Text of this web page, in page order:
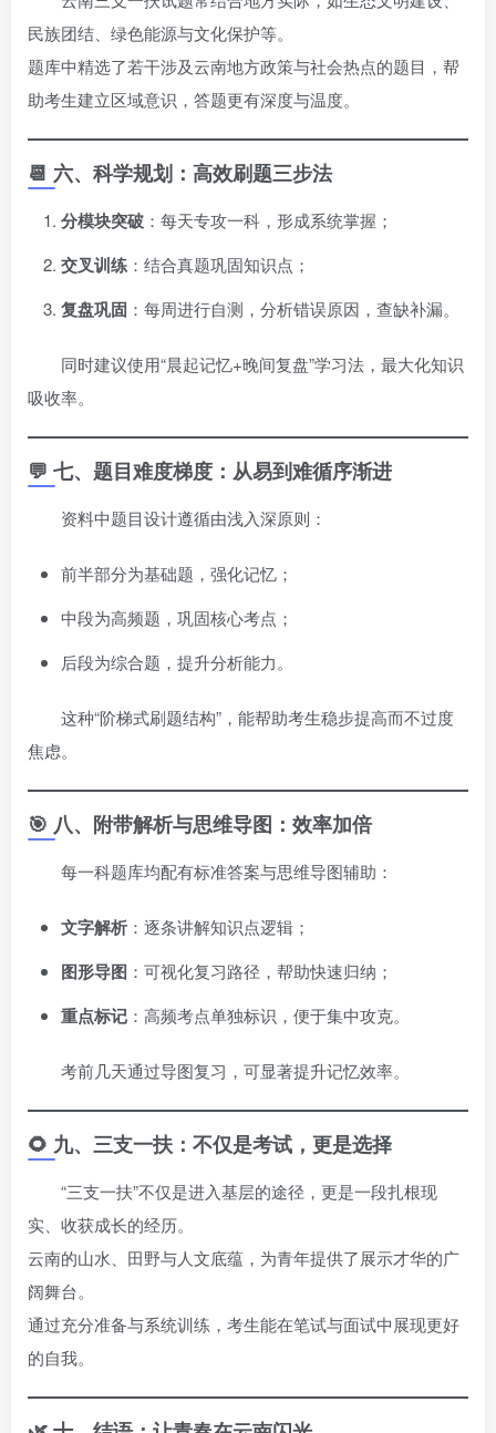
民族团结、绿色能源与文化保护等。
题库中精选了若干涉及云南地方政策与社会热点的题目，帮
助考生建立区域意识，答题更有深度与温度。
📆 六、科学规划：高效刷题三步法
分模块突破 ：每天专攻一科，形成系统掌握；
交叉训练 ：结合真题巩固知识点；
复盘巩固 ：每周进行自测，分析错误原因，查缺补漏。
同时建议使用“晨起记忆+晚间复盘”学习法，最大化知识
吸收率。
💬 七、题目难度梯度：从易到难循序渐进
资料中题目设计遵循由浅入深原则：
前半部分为基础题，强化记忆；
中段为高频题，巩固核心考点；
后段为综合题，提升分析能力。
这种“阶梯式刷题结构”，能帮助考生稳步提高而不过度
焦虑。
🎯 八、附带解析与思维导图：效率加倍
每一科题库均配有标准答案与思维导图辅助：
文字解析 ：逐条讲解知识点逻辑；
图形导图 ：可视化复习路径，帮助快速归纳；
重点标记 ：高频考点单独标识，便于集中攻克。
考前几天通过导图复习，可显著提升记忆效率。
🌻 九、三支一扶：不仅是考试，更是选择
“三支一扶”不仅是进入基层的途径，更是一段扎根现
实、收获成长的经历。
云南的山水、田野与人文底蕴，为青年提供了展示才华的广
阔舞台。
通过充分准备与系统训练，考生能在笔试与面试中展现更好
的自我。